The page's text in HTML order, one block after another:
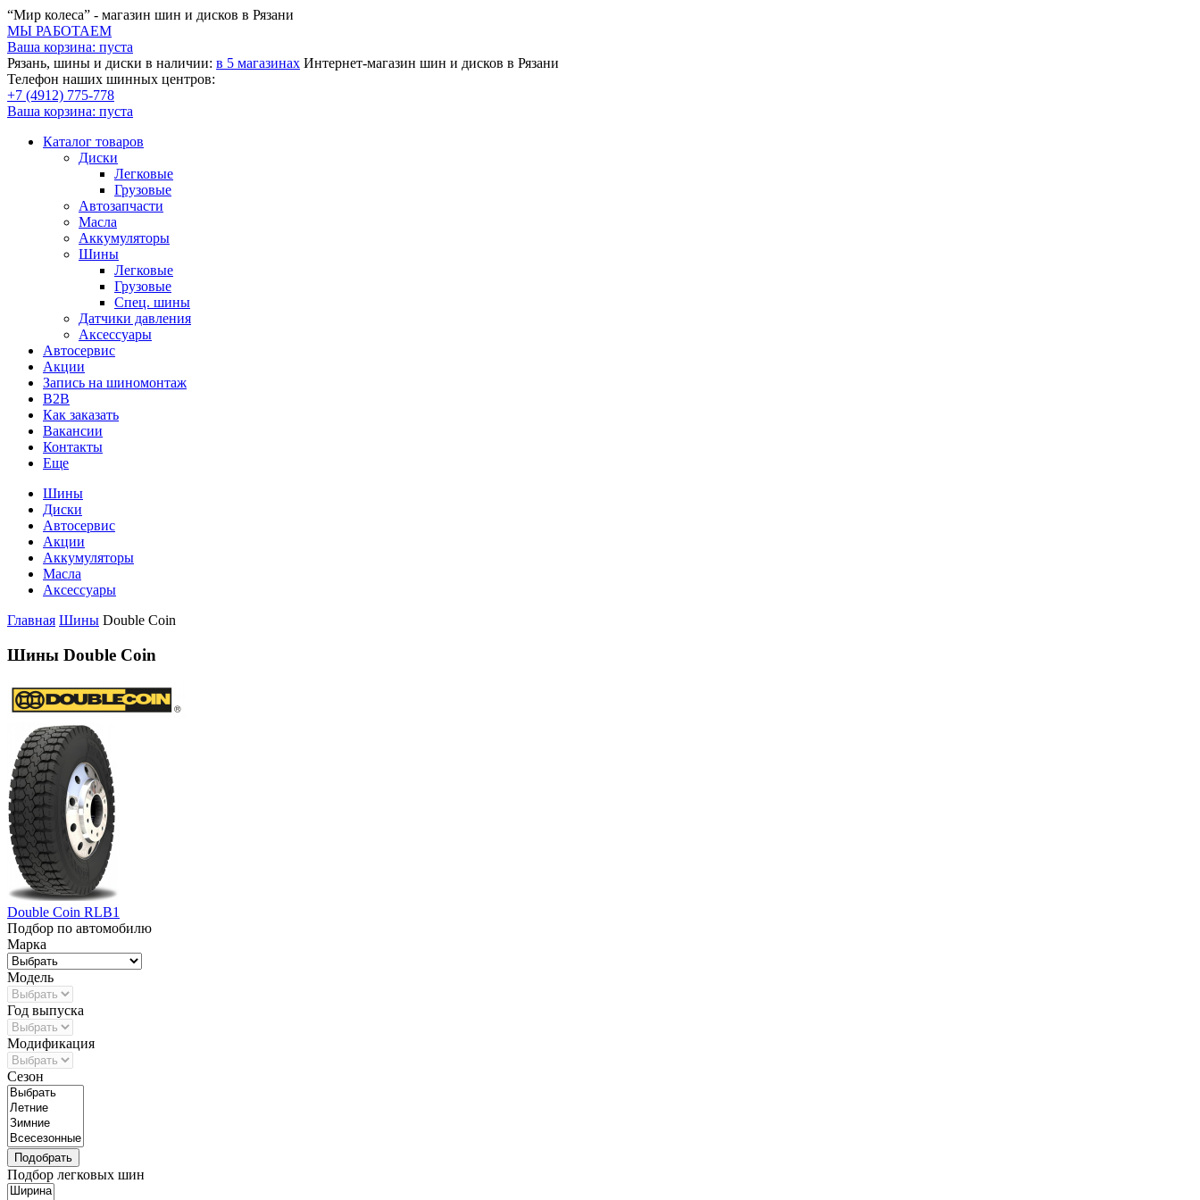
“Мир колеса” - магазин шин и дисков в Рязани
МЫ РАБОТАЕМ
Ваша корзина: пуста
Рязань, шины и диски в наличии: в 5 магазинах Интернет-магазин шин и дисков в Рязани
Телефон наших шинных центров:
+7 (4912) 775-778
Ваша корзина: пуста
Каталог товаров
Диски
Легковые
Грузовые
Автозапчасти
Масла
Аккумуляторы
Шины
Легковые
Грузовые
Спец. шины
Датчики давления
Аксессуары
Автосервис
Акции
Запись на шиномонтаж
B2B
Как заказать
Вакансии
Контакты
Еще
Шины
Диски
Автосервис
Акции
Аккумуляторы
Масла
Аксессуары
Главная Шины Double Coin
Шины Double Coin
Double Coin RLB1
Подбор по автомобилю
Марка
Модель
Год выпуска
Модификация
Сезон
Подбор легковых шин